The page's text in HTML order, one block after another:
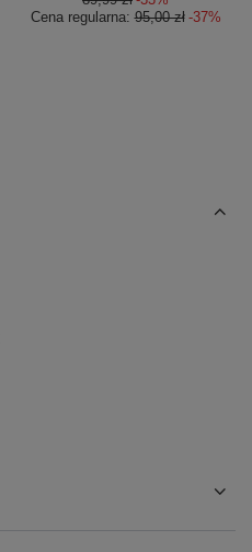
Cena regularna:95,00 zł -37%